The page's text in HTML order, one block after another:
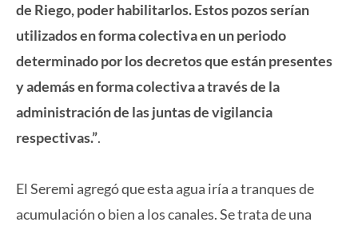
de Riego, poder habilitarlos. Estos pozos serían
utilizados en forma colectiva en un periodo
determinado por los decretos que están presentes
y además en forma colectiva a través de la
administración de las juntas de vigilancia
respectivas.”.
El Seremi agregó que esta agua iría a tranques de
acumulación o bien a los canales. Se trata de una